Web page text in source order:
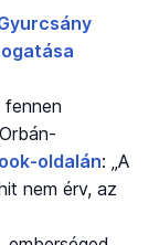
oldalán: „A
nem érv, az